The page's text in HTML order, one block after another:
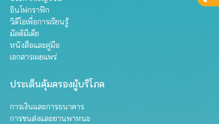
อินโฟกราฟิก
วิดีโอเพื่อการเรียนรู้
มัลติมีเดีย
หนังสือและคู่มือ
เอกสารเผยแพร่
ประเด็นคุ้มครองผู้บริโภค
การเงินและการธนาคาร
การขนส่งและยานพาหนะ